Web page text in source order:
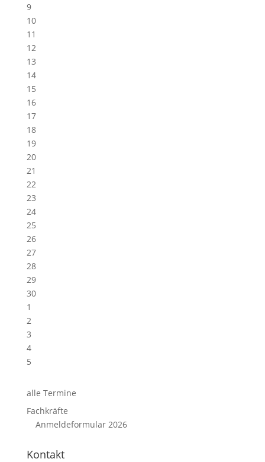
9
10
11
12
13
14
15
16
17
18
19
20
21
22
23
24
25
26
27
28
29
30
1
2
3
4
5
alle Termine
Fachkräfte
Anmeldeformular 2026
Kontakt